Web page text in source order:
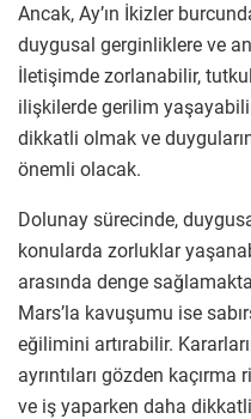
Ancak, Ay’ın İkizler
duygusal gerginliklere ve
İletişimde zorlanabilir,
ilişkilerde gerilim
dikkatli olmak ve
önemli olacak.
Dolunay sürecinde,
konularda zorluklar
arasında denge
Mars’la kavuşumu ise
eğilimini artırabilir.
ayrıntıları gözden
ve iş yaparken daha